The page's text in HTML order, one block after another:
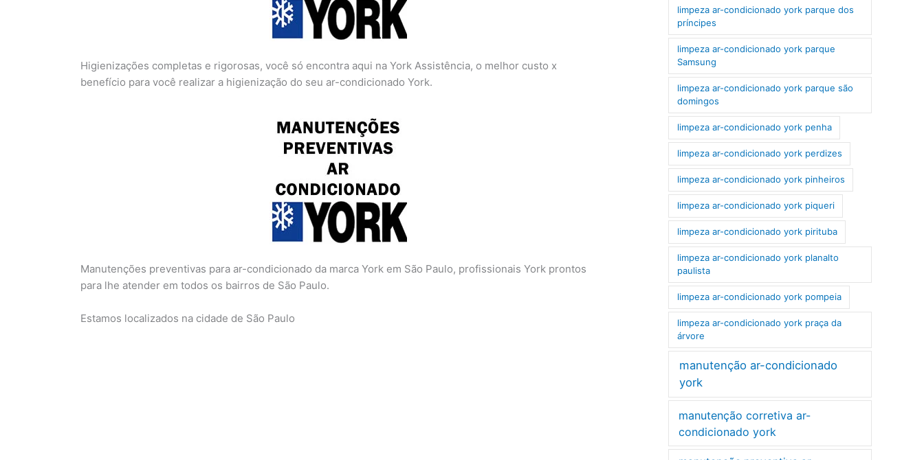
Higienizações completas e rigorosas, você só encontra aqui na York Assistência, o melhor custo x
benefício para você realizar a higienização do seu ar-condicionado York.
Manutenções preventivas para ar-condicionado da marca York em São Paulo, profissionais York prontos
para lhe atender em todos os bairros de São Paulo.
Estamos localizados na cidade de São Paulo
limpeza ar-condicionado york parque dos
príncipes
limpeza ar-condicionado york parque
Samsung
limpeza ar-condicionado york parque são
domingos
limpeza ar-condicionado york penha
limpeza ar-condicionado york perdizes
limpeza ar-condicionado york pinheiros
limpeza ar-condicionado york piqueri
limpeza ar-condicionado york pirituba
limpeza ar-condicionado york planalto
paulista
limpeza ar-condicionado york pompeia
limpeza ar-condicionado york praça da
árvore
manutenção ar-condicionado
york
manutenção corretiva ar-
condicionado york